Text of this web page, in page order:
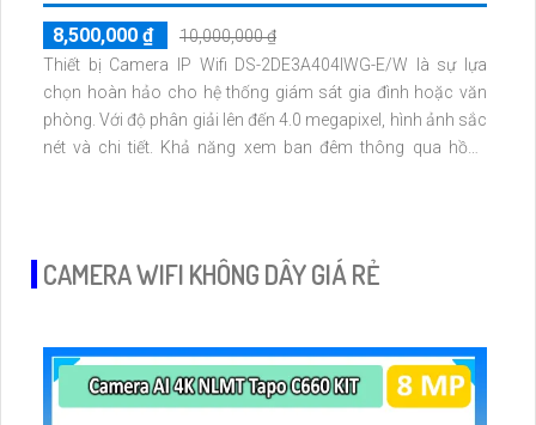
8,500,000 ₫
10,000,000 ₫
Thiết bị Camera IP Wifi DS-2DE3A404IWG-E/W là sự lựa
chọn hoàn hảo cho hệ thống giám sát gia đình hoặc văn
phòng. Với độ phân giải lên đến 4.0 megapixel, hình ảnh sắc
nét và chi tiết. Khả năng xem ban đêm thông qua hồng
CAMERA WIFI KHÔNG DÂY GIÁ RẺ